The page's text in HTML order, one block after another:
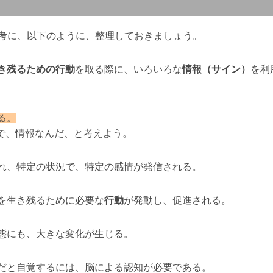
、以下のように、整理しておきましょう。
残るための行動を取る際に、いろいろな情報（サイン） を利
。
情報なんだ、と考えよう。
特定の状況で、特定の感情が発信される。
生き残るために必要な行動が発動し、促進される。
も、大きな変化が生じる。
自覚するには、脳による認知が必要である。